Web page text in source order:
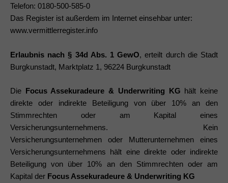
Telefon: 0180-500-585-0
Das Register ist außerdem im Internet einsehbar unter:
www.vermittlerregister.info
Erlaubnis nach § 34d Abs. 1 GewO, erteilt durch die Stadt
Burgkunstadt, Marktplatz 1, 96224 Burgkunstadt
Die Focus Assekuradeure & Underwriting KG hält keine
direkte oder indirekte Beteiligung von über 10% an den
Stimmrechten oder am Kapital eines
Versicherungsunternehmens. Kein
Versicherungsunternehmen oder Mutterunternehmen eines
Versicherungsunternehmens hält eine direkte oder indirekte
Beteiligung von über 10% an den Stimmrechten oder am
Kapital der Focus Assekuradeure & Underwriting KG